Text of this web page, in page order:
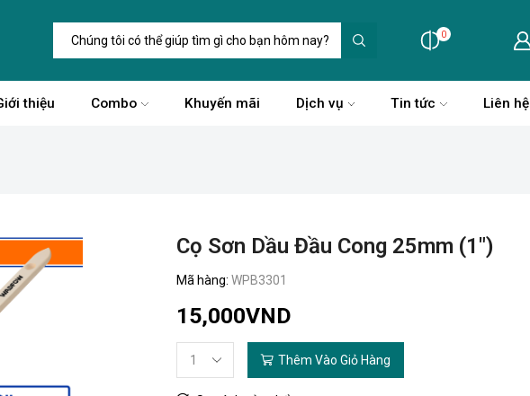
0
thiệu Combo Khuyến mãi Dịch vụ Tin tức Liên hệ
Cọ Sơn Dầu Đầu Cong 25mm (1″)
Mã hàng: WPB3301
15,000VND
Thêm Vào Giỏ Hàng